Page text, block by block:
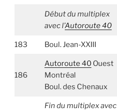
Début du multiplex
avec l’Autoroute 40
183 Boul. Jean-XXIII
186
Autoroute 40Ouest
Montréal
Boul. des Chenaux
Fin du multiplex avec